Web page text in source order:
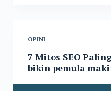
OPINI
7 Mitos SEO
bikin pemula